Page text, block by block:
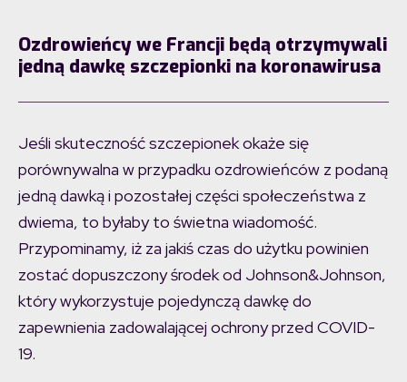
Ozdrowieńcy we Francji będą otrzymywali
jedną dawkę szczepionki na koronawirusa
Jeśli skuteczność szczepionek okaże się
porównywalna w przypadku ozdrowieńców z podaną
jedną dawką i pozostałej części społeczeństwa z
dwiema, to byłaby to świetna wiadomość.
Przypominamy, iż za jakiś czas do użytku powinien
zostać dopuszczony środek od Johnson&Johnson,
który wykorzystuje pojedynczą dawkę do
zapewnienia zadowalającej ochrony przed COVID-
19.